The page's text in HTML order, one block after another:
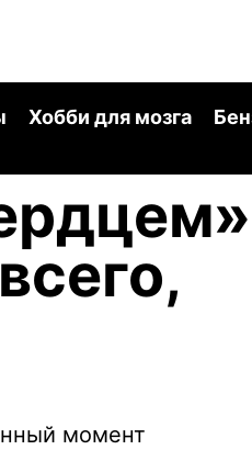
Хобби для мозга
момент